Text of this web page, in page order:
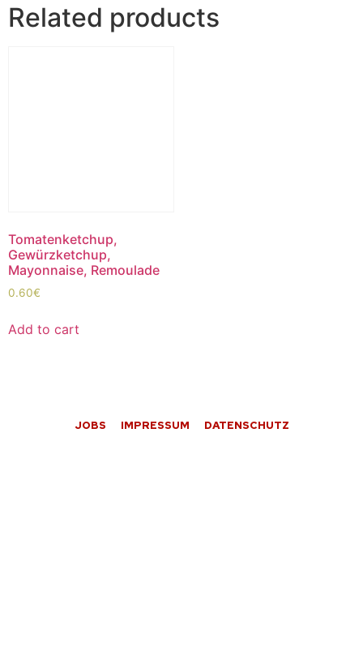
Related products
Tomatenketchup,
Gewürzketchup,
Mayonnaise, Remoulade
0.60€
Add to cart
JOBS IMPRESSUM DATENSCHUTZ